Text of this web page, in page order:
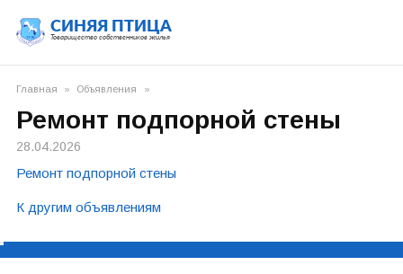
СИНЯЯ ПТИЦА
Товарищество собственников жилья
Главная » Объявления »
Ремонт подпорной стены
28.04.2026
Ремонт подпорной стены
К другим объявлениям